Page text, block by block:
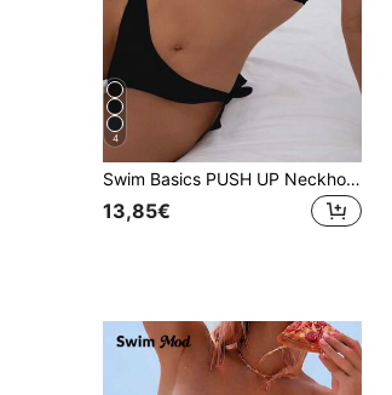
4
Swim Basics PUSH UP Neckholder Sommer Strand Bikini Set mit zufälligem Muster für Frauen
13,85€